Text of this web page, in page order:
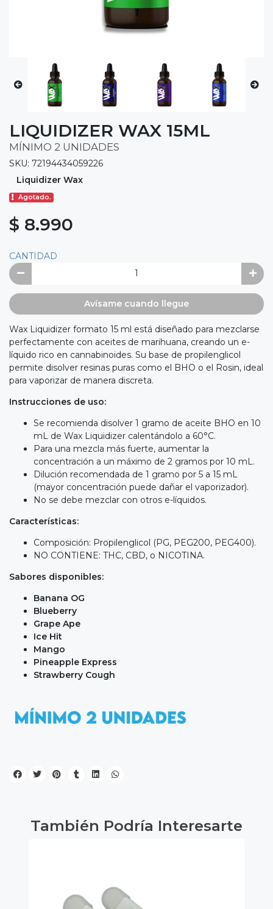
LIQUIDIZER WAX 15ML
MÍNIMO 2 UNIDADES
SKU: 72194434059226
Liquidizer Wax
Agotado.
$ 8.990
CANTIDAD
Avísame cuando llegue
Wax Liquidizer formato 15 ml está diseñado para mezclarse
perfectamente con aceites de marihuana, creando un e-
líquido rico en cannabinoides. Su base de propilenglicol
permite disolver resinas puras como el BHO o el Rosin, ideal
para vaporizar de manera discreta.
Instrucciones de uso:
Se recomienda disolver 1 gramo de aceite BHO en 10
mL de Wax Liquidizer calentándolo a 60°C.
Para una mezcla más fuerte, aumentar la
concentración a un máximo de 2 gramos por 10 mL.
Dilución recomendada de 1 gramo por 5 a 15 mL
(mayor concentración puede dañar el vaporizador).
No se debe mezclar con otros e-líquidos.
Características:
Composición: Propilenglicol (PG, PEG200, PEG400).
NO CONTIENE: THC, CBD, o NICOTINA.
Sabores disponibles:
Banana OG
Blueberry
Grape Ape
Ice Hit
Mango
Pineapple Express
Strawberry Cough
También Podría Interesarte